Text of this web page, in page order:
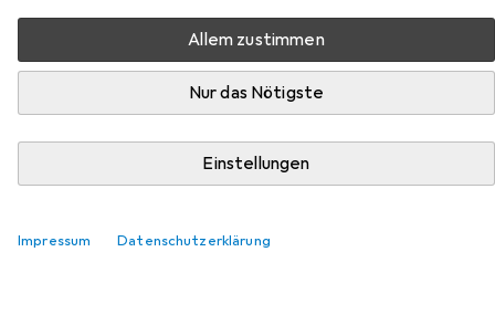
Allem zustimmen
Nur das Nötigste
Einstellungen
Impressum Datenschutzerklärung
Hier findest du passendes Zubehör zum Produkt Maigret
und die Keller des Majestic aus den Kategorien Buchfolie
und Schreibtisch Accessoire.
Schreibtisch Accessoire